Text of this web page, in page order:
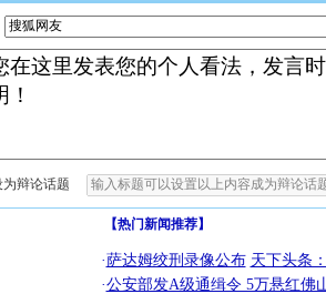
为辩论话题
【热门新闻推荐】
·萨达姆绞刑录像公布 天下头条
·公安部发A级通缉令 5万悬红佛